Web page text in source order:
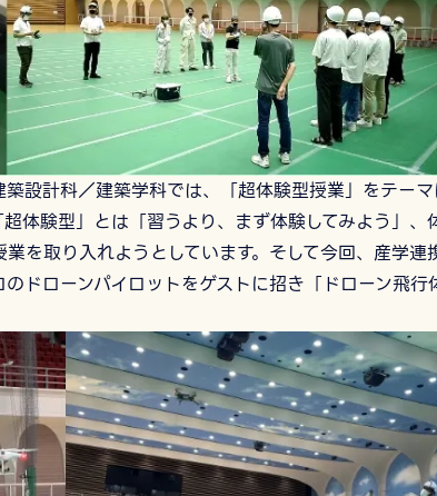
設計科／建築学科では、「超体験型授業」をテー
体験型」とは「習うより、まず体験してみよう」、
を取り入れようとしています。そして今回、産学連
ドローンパイロットをゲストに招き「ドローン飛行